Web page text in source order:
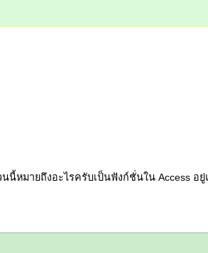
วนนี้หมายถึงอะไรครับเป็นฟังก์ชั่นใน Access